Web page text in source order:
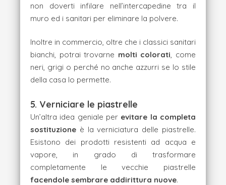
non doverti infilare nell’intercapedine tra il
muro ed i sanitari per eliminare la polvere.
Inoltre in commercio, oltre che i classici sanitari
bianchi, potrai trovarne molti colorati, come
neri, grigi o perché no anche azzurri se lo stile
della casa lo permette.
5. Verniciare le piastrelle
Un’altra idea geniale per evitare la completa
sostituzione è la verniciatura delle piastrelle.
Esistono dei prodotti resistenti ad acqua e
vapore, in grado di trasformare
completamente le vecchie piastrelle
facendole sembrare addirittura nuove.